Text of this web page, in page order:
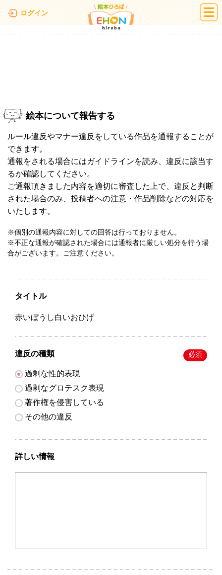
ログイン 絵本ひろば
絵本について報告する
ルール違反やマナー違反をしている作品を通報することが
できます。
通報をされる場合にはガイドラインを読み、違反に該当す
るか確認してください。
ご通報頂きました内容を適切に審査した上で、違反と判断
された場合のみ、投稿者への注意・作品削除などの対応を
いたします。
※個別の通報内容に対しての回答は行っておりません。
※不正な通報が確認された場合には通報者に厳しい処分を行う場
合がございます。ご注意ください。
タイトル
赤いぼうし白いおひげ
違反の種類 必須
過剰な性的表現
過剰なグロテスク表現
著作権を侵害している
その他の違反
詳しい情報